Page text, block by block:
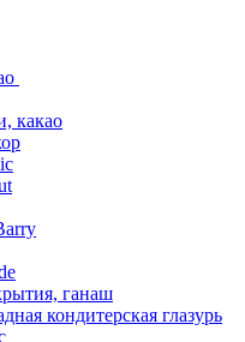
какао
ганаш
кондитерская глазурь